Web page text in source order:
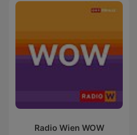
Radio Wien WOW